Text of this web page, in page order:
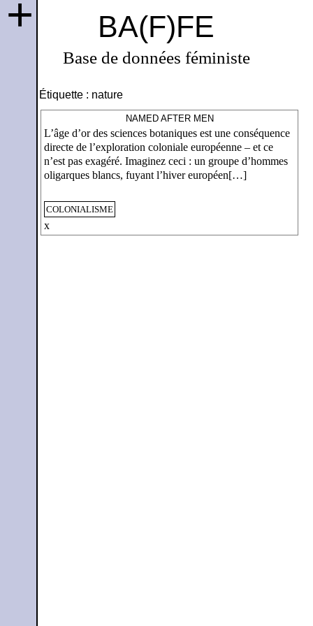
BA(F)FE
Base de données féministe
+
Étiquette : nature
NAMED AFTER MEN
L’âge d’or des sciences botaniques est une conséquence
directe de l’exploration coloniale européenne – et ce
n’est pas exagéré. Imaginez ceci : un groupe d’hommes
oligarques blancs, fuyant l’hiver européen[…]
COLONIALISME
x